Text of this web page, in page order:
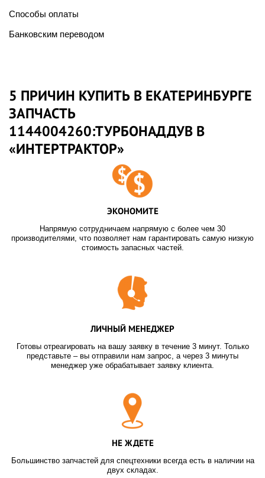
Способы оплаты
Банковским переводом
5 ПРИЧИН КУПИТЬ В ЕКАТЕРИНБУРГЕ
ЗАПЧАСТЬ
1144004260:ТУРБОНАДДУВ В
«ИНТЕРТРАКТОР»
ЭКОНОМИТЕ
Напрямую сотрудничаем напрямую с более чем 30
производителями, что позволяет нам гарантировать самую низкую
стоимость запасных частей.
ЛИЧНЫЙ МЕНЕДЖЕР
Готовы отреагировать на вашу заявку в течение 3 минут. Только
представьте – вы отправили нам запрос, а через 3 минуты
менеджер уже обрабатывает заявку клиента.
НЕ ЖДЕТЕ
Большинство запчастей для спецтехники всегда есть в наличии на
двух складах.